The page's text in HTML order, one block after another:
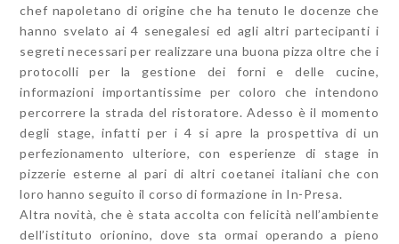
chef napoletano di origine che ha tenuto le docenze che
hanno svelato ai 4 senegalesi ed agli altri partecipanti i
segreti necessari per realizzare una buona pizza oltre che i
protocolli per la gestione dei forni e delle cucine,
informazioni importantissime per coloro che intendono
percorrere la strada del ristoratore. Adesso è il momento
degli stage, infatti per i 4 si apre la prospettiva di un
perfezionamento ulteriore, con esperienze di stage in
pizzerie esterne al pari di altri coetanei italiani che con
loro hanno seguito il corso di formazione in In-Presa.
Altra novità, che è stata accolta con felicità nell’ambiente
dell’istituto orionino, dove sta ormai operando a pieno